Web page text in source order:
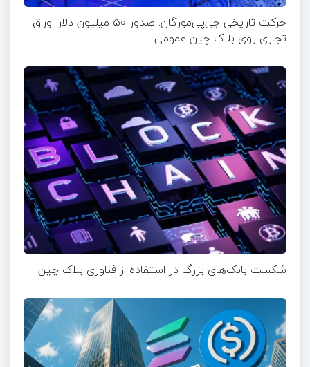
حرکت تاریخی جی‌پی‌مورگان: صدور ۵۰ میلیون دلار اوراق
تجاری روی بلاک چین عمومی
شکست بانک‌های بزرگ در استفاده از فناوری بلاک چین